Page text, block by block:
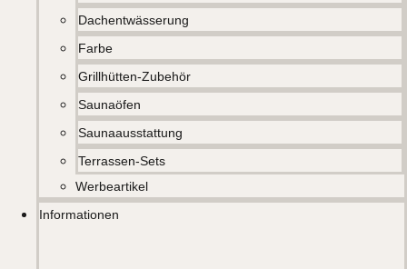
Dachentwässerung
Farbe
Grillhütten-Zubehör
Saunaöfen
Saunaausstattung
Terrassen-Sets
Werbeartikel
Informationen